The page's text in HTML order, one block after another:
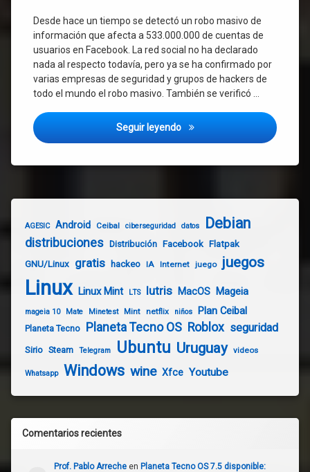
Desde hace un tiempo se detectó un robo masivo de
información que afecta a 533.000.000 de cuentas de
usuarios en Facebook. La red social no ha declarado
nada al respecto todavía, pero ya se ha confirmado por
varias empresas de seguridad y grupos de hackers de
todo el mundo el robo masivo. También se verificó …
Seguir leyendo Roban los datos de más de
AGESIC Android Ceibal ciberseguridad datos Debian
distribuciones Distribución Facebook Flatpak
GNU/Linux gratis hackeo IA Internet juego juegos
Linux Linux Mint LTS lutris MacOS Mageia
mageia 10 Mate Minetest Mint netflix niños Plan Ceibal
Planeta Tecno Planeta Tecno OS Roblox seguridad
Sirio Steam Telegram Ubuntu Uruguay videos
Whatsapp Windows wine Xfce Youtube
Comentarios recientes
Prof. Pablo Arrecheen Planeta Tecno OS 7.5 disponible: